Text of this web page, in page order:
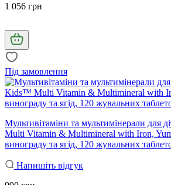
1 056 грн
Під замовлення
Мультивітаміни та мультимінерали для
Multi Vitamin & Multimineral with Iron,
винограду та ягід, 120 жувальних
Напишіть відгук